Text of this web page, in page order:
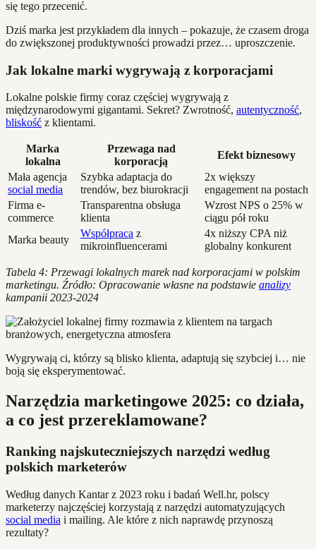
się tego przecenić.
Dziś marka jest przykładem dla innych – pokazuje, że czasem droga
do zwiększonej produktywności prowadzi przez… uproszczenie.
Jak lokalne marki wygrywają z korporacjami
Lokalne polskie firmy coraz częściej wygrywają z
międzynarodowymi gigantami. Sekret? Zwrotność, autentyczność,
bliskość z klientami.
Marka
lokalna
Przewaga nad
korporacją
Efekt biznesowy
Mała agencja
social media
Szybka adaptacja do
trendów, bez biurokracji
2x większy
engagement na postach
Firma e-
commerce
Transparentna obsługa
klienta
Wzrost NPS o 25% w
ciągu pół roku
Marka beauty
Współpraca z
mikroinfluencerami
4x niższy CPA niż
globalny konkurent
Tabela 4: Przewagi lokalnych marek nad korporacjami w polskim
marketingu. Źródło: Opracowanie własne na podstawie analizy
kampanii 2023-2024
Wygrywają ci, którzy są blisko klienta, adaptują się szybciej i… nie
boją się eksperymentować.
Narzędzia marketingowe 2025: co działa,
a co jest przereklamowane?
Ranking najskuteczniejszych narzędzi według
polskich marketerów
Według danych Kantar z 2023 roku i badań Well.hr, polscy
marketerzy najczęściej korzystają z narzędzi automatyzujących
social media i mailing. Ale które z nich naprawdę przynoszą
rezultaty?